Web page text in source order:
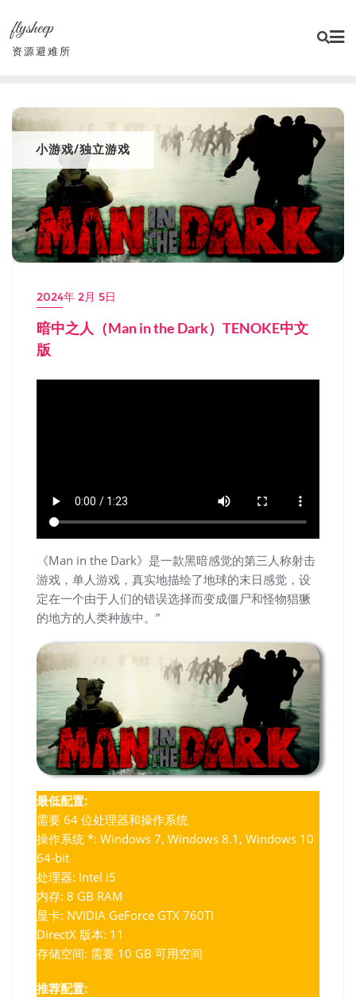
content
flysheep
资源避难所
小游戏/独立游戏
2024年 2月 5日
暗中之人（Man in the Dark）TENOKE中文
版
《Man in the Dark》是一款黑暗感觉的第三人称射击
游戏，单人游戏，真实地描绘了地球的末日感觉，设
定在一个由于人们的错误选择而变成僵尸和怪物猖獗
的地方的人类种族中。”
最低配置:
需要 64 位处理器和操作系统
操作系统 *: Windows 7, Windows 8.1, Windows 10
64-bit
处理器: Intel i5
内存: 8 GB RAM
显卡: NVIDIA GeForce GTX 760TI
DirectX 版本: 11
存储空间: 需要 10 GB 可用空间
推荐配置: